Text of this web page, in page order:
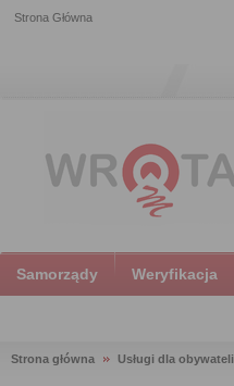
Strona Główna
Samorządy Weryfikacja
Strona główna Usługi dla obywateli